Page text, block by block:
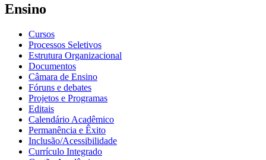
Ensino
Cursos
Processos Seletivos
Estrutura Organizacional
Documentos
Câmara de Ensino
Fóruns e debates
Projetos e Programas
Editais
Calendário Acadêmico
Permanência e Êxito
Inclusão/Acessibilidade
Currículo Integrado